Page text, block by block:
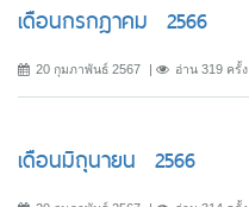
เดือนกรกฎาคม 2566
20 กุมภาพันธ์ 2567 อ่าน 319 ครั้ง
เดือนมิถุนายน 2566